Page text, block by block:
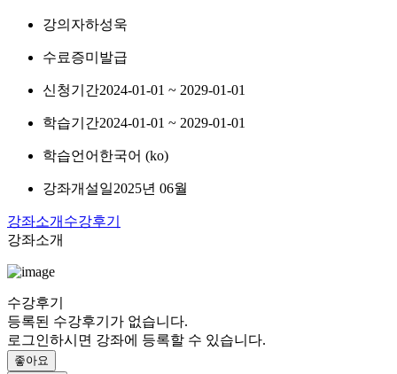
강의자하성욱
수료증미발급
신청기간2024-01-01 ~ 2029-01-01
학습기간2024-01-01 ~ 2029-01-01
학습언어 한국어 ‎(ko)‎
강좌개설일2025년 06월
강좌소개 수강후기
강좌소개
수강후기
등록된 수강후기가 없습니다.
로그인하시면 강좌에 등록할 수 있습니다.
좋아요